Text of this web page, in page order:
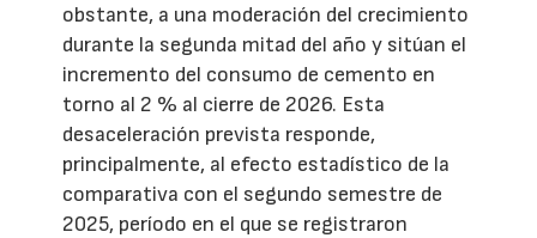
obstante, a una moderación del crecimiento
durante la segunda mitad del año y sitúan el
incremento del consumo de cemento en
torno al 2 % al cierre de 2026. Esta
desaceleración prevista responde,
principalmente, al efecto estadístico de la
comparativa con el segundo semestre de
2025, período en el que se registraron